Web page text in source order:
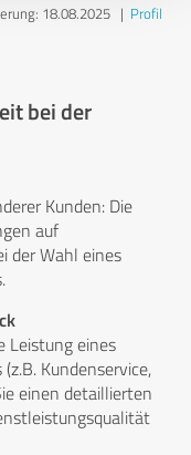
18.08.2025| Profil
bei der
Kunden: Die
auf
der Wahl eines
Leistung eines
Kundenservice,
einen detaillierten